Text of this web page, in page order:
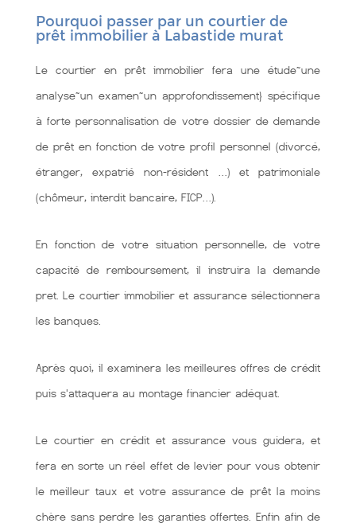
Pourquoi passer par un courtier de
prêt immobilier à Labastide murat
Le courtier en prêt immobilier fera une étude~une
analyse~un examen~un approfondissement} spécifique
à forte personnalisation de votre dossier de demande
de prêt en fonction de votre profil personnel (divorcé,
étranger, expatrié non-résident …) et patrimoniale
(chômeur, interdit bancaire, FICP…).
En fonction de votre situation personnelle, de votre
capacité de remboursement, il instruira la demande
pret. Le courtier immobilier et assurance sélectionnera
les banques.
Après quoi, il examinera les meilleures offres de crédit
puis s'attaquera au montage financier adéquat.
Le courtier en crédit et assurance vous guidera, et
fera en sorte un réel effet de levier pour vous obtenir
le meilleur taux et votre assurance de prêt la moins
chère sans perdre les garanties offertes. Enfin afin de